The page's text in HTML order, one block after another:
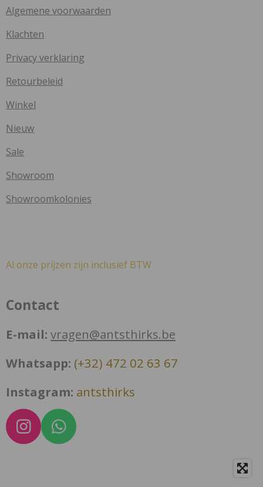
Algemene voorwaarden
Klachten
Privacy verklaring
Retourbeleid
Winkel
Nieuw
Sale
Showroom
Showroomkolonies
Al onze prijzen zijn inclusief BTW
Contact
E-mail: vragen@antsthirks.be
Whatsapp: (+32) 472 02 63 67
Instagram: antsthirks
I
n
W
h